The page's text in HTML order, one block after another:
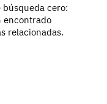
cero:
encontrado
relacionadas.